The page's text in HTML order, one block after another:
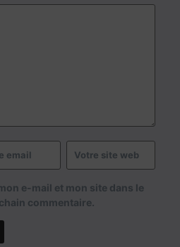
e-mail et mon site dans le
commentaire.